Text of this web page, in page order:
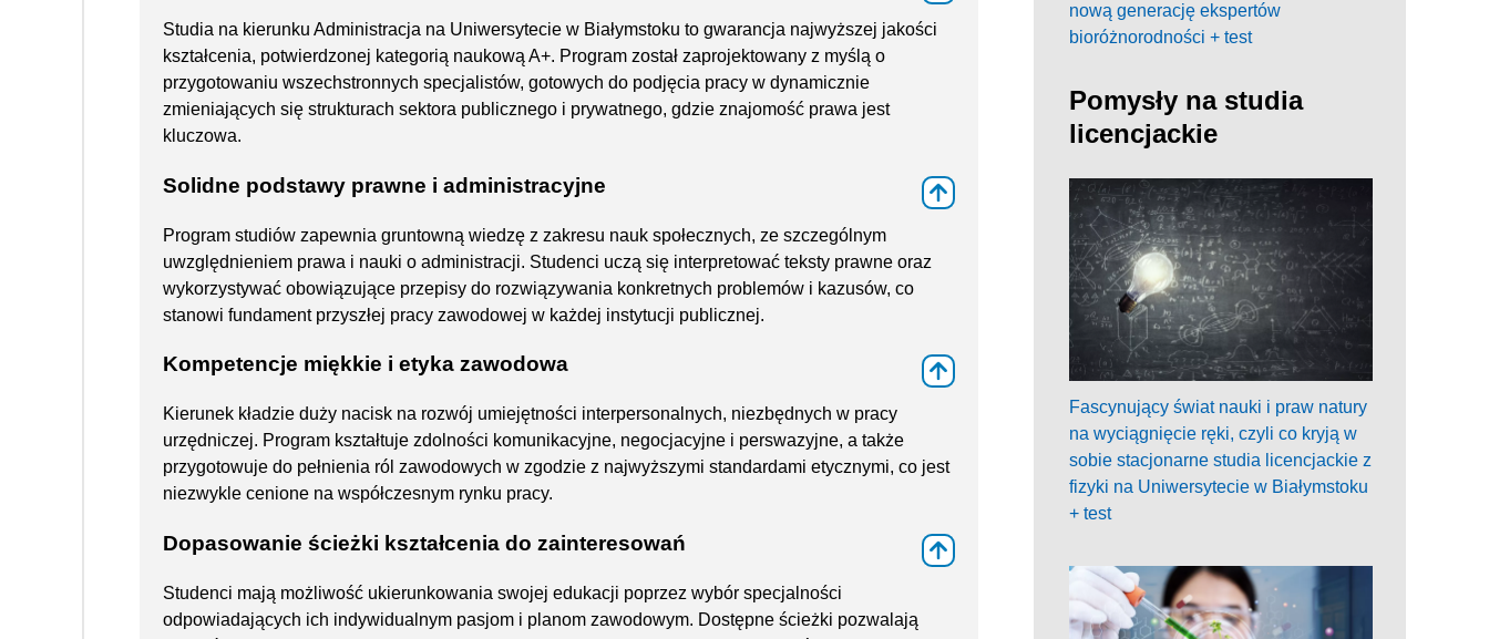
Studia na kierunku Administracja na Uniwersytecie w Białymstoku to gwarancja najwyższej jakości
kształcenia, potwierdzonej kategorią naukową A+. Program został zaprojektowany z myślą o
przygotowaniu wszechstronnych specjalistów, gotowych do podjęcia pracy w dynamicznie
zmieniających się strukturach sektora publicznego i prywatnego, gdzie znajomość prawa jest
kluczowa.
Solidne podstawy prawne i administracyjne
Program studiów zapewnia gruntowną wiedzę z zakresu nauk społecznych, ze szczególnym
uwzględnieniem prawa i nauki o administracji. Studenci uczą się interpretować teksty prawne oraz
wykorzystywać obowiązujące przepisy do rozwiązywania konkretnych problemów i kazusów, co
stanowi fundament przyszłej pracy zawodowej w każdej instytucji publicznej.
Kompetencje miękkie i etyka zawodowa
Kierunek kładzie duży nacisk na rozwój umiejętności interpersonalnych, niezbędnych w pracy
urzędniczej. Program kształtuje zdolności komunikacyjne, negocjacyjne i perswazyjne, a także
przygotowuje do pełnienia ról zawodowych w zgodzie z najwyższymi standardami etycznymi, co jest
niezwykle cenione na współczesnym rynku pracy.
Dopasowanie ścieżki kształcenia do zainteresowań
Studenci mają możliwość ukierunkowania swojej edukacji poprzez wybór specjalności
odpowiadających ich indywidualnym pasjom i planom zawodowym. Dostępne ścieżki pozwalają
nową generację ekspertów
bioróżnorodności + test
Pomysły na studia
licencjackie
Fascynujący świat nauki i praw natury
na wyciągnięcie ręki, czyli co kryją w
sobie stacjonarne studia licencjackie z
fizyki na Uniwersytecie w Białymstoku
+ test